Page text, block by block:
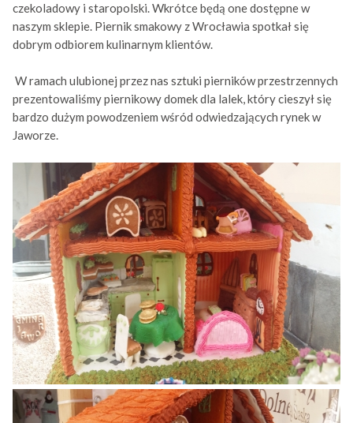
czekoladowy i staropolski. Wkrótce będą one dostępne w
naszym sklepie. Piernik smakowy z Wrocławia spotkał się
dobrym odbiorem kulinarnym klientów.
W ramach ulubionej przez nas sztuki pierników przestrzennych
prezentowaliśmy piernikowy domek dla lalek, który cieszył się
bardzo dużym powodzeniem wśród odwiedzających rynek w
Jaworze.